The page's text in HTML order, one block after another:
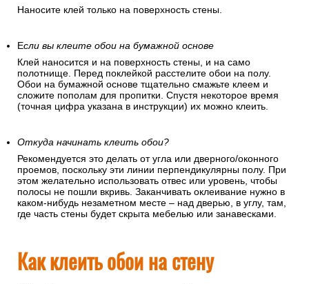
Наносите клей только на поверхность стены.
Если вы клеите обои на бумажной основе
Клей наносится и на поверхность стены, и на само
полотнище. Перед поклейкой расстелите обои на полу.
Обои на бумажной основе тщательно смажьте клеем и
сложите пополам для пропитки. Спустя некоторое время
(точная цифра указана в инструкции) их можно клеить.
Откуда начинать клеить обои?
Рекомендуется это делать от угла или дверного/оконного
проемов, поскольку эти линии перпендикулярны полу. При
этом желательно использовать отвес или уровень, чтобы
полосы не пошли вкривь. Заканчивать оклеивание нужно в
каком-нибудь незаметном месте – над дверью, в углу, там,
где часть стены будет скрыта мебелью или занавесками.
Как клеить обои на стену